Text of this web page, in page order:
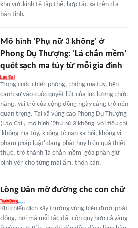
khu vực kinh tế tập thể, hợp tác xã trên địa
bàn tỉnh.
Mô hình 'Phụ nữ 3 không' ở
Phong Dụ Thượng: 'Lá chắn mềm'
quét sạch ma túy từ mỗi gia đình
Trong cuộc chiến phòng, chống ma túy, bên
cạnh sự vào cuộc quyết liệt của lực lượng chức
năng, vai trò của cộng đồng ngày càng trở nên
quan trọng. Tại xã vùng cao Phong Dụ Thượng
(Lào Cai), mô hình 'Phụ nữ 3 không' với tiêu chí
'không ma túy, không tệ nạn xã hội, không vi
phạm pháp luật' đang phát huy hiệu quả thiết
thực, trở thành 'lá chắn mềm' góp phần giữ
bình yên cho từng mái ấm, thôn bản.
Lòng Dân mở đường cho con chữ
Khi chiến dịch xây trường vùng biên được phát
động, nơi mà mỗi tấc đất còn quý hơn cả vàng